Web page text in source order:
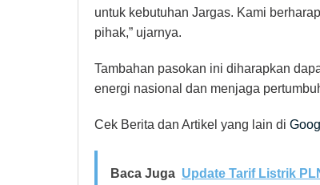
untuk kebutuhan Jargas. Kami
pihak,” ujarnya.
Tambahan pasokan ini diharapkan
energi nasional dan menjaga
Cek Berita dan Artikel yang lain di
Baca Juga Update Tarif Listrik